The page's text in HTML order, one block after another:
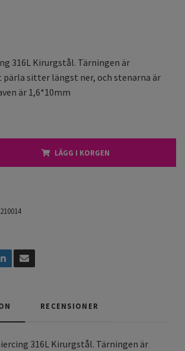
316L Kirurgstål. Tärningen är
pärla sitter längst ner, och stenarna är
är 1,6*10mm
LÄGG I KORGEN
RECENSIONER
316L Kirurgstål. Tärningen är